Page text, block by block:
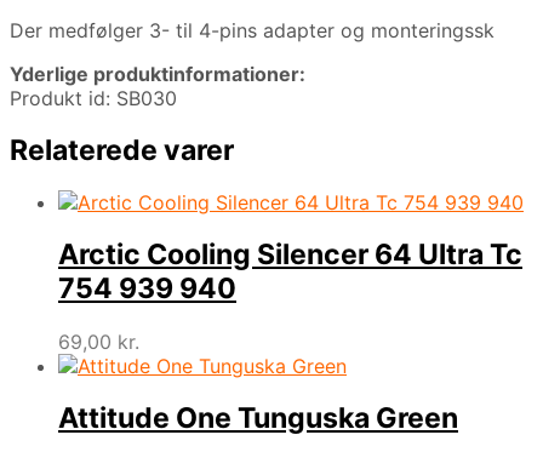
Der medfølger 3- til 4-pins adapter og monteringssk
Yderlige produktinformationer:
Produkt id: SB030
Relaterede varer
Arctic Cooling Silencer 64 Ultra Tc
754 939 940
69,00 kr.
Attitude One Tunguska Green